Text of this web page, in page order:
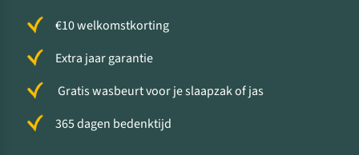
€10 welkomstkorting
Extra jaar garantie
Gratis wasbeurt voor je slaapzak of jas
365 dagen bedenktijd